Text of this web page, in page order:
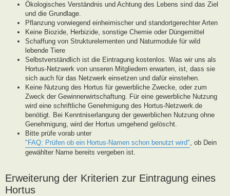
Ökologisches Verständnis und Achtung des Lebens sind das Ziel
und die Grundlage.
Pflanzung vorwiegend einheimischer und standortgerechter Arten
Keine Biozide, Herbizide, sonstige Chemie oder Düngemittel
Schaffung von Strukturelementen und Naturmodule für wild
lebende Tiere
Selbstverständlich ist die Eintragung kostenlos. Was wir uns als
Hortus-Netzwerk von unseren Mitgliedern erwarten, ist, dass sie
sich auch für das Netzwerk einsetzen und dafür einstehen.
Keine Nutzung des Hortus für gewerbliche Zwecke, oder zum
Zweck der Gewinnerwirtschaftung. Für eine gewerbliche Nutzung
wird eine schriftliche Genehmigung des Hortus-Netzwerk.de
benötigt. Bei Kenntniserlangung der gewerblichen Nutzung ohne
Genehmigung, wird der Hortus umgehend gelöscht.
Bitte prüfe vorab unter
"FAQ: Prüfen ob ein Hortus-Namen schon benutzt wird", ob Dein
gewählter Name bereits vergeben ist.
Erweiterung der Kriterien zur Eintragung eines
Hortus